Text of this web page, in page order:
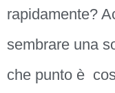
rapidamente?
sembrare una
che punto è